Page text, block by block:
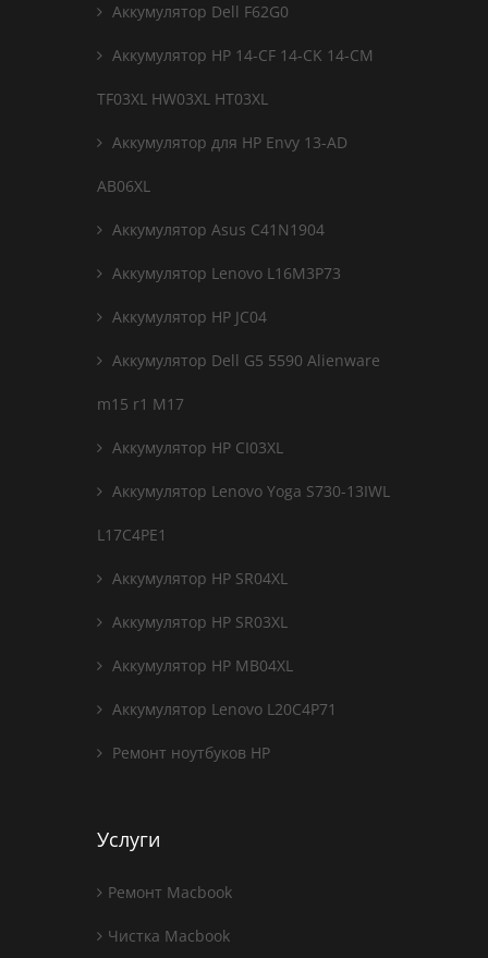
Аккумулятор Dell F62G0
Аккумулятор HP 14-CF 14-CK 14-CM
TF03XL HW03XL HT03XL
Аккумулятор для HP Envy 13-AD
AB06XL
Аккумулятор Asus C41N1904
Аккумулятор Lenovo L16M3P73
Аккумулятор HP JC04
Аккумулятор Dell G5 5590 Alienware
m15 r1 M17
Аккумулятор HP CI03XL
Аккумулятор Lenovo Yoga S730-13IWL
L17C4PE1
Аккумулятор HP SR04XL
Аккумулятор HP SR03XL
Аккумулятор HP MB04XL
Аккумулятор Lenovo L20C4P71
Ремонт ноутбуков HP
Услуги
Ремонт Macbook
Чистка Macbook